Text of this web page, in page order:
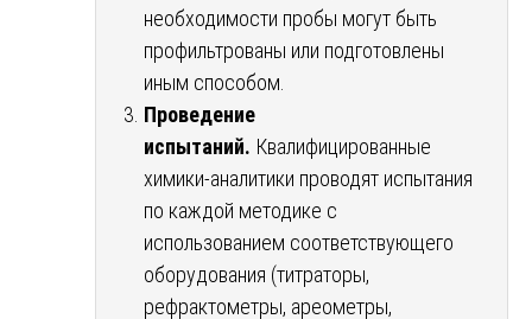
необходимости пробы могут быть
профильтрованы или подготовлены
иным способом.
Проведение
испытаний. Квалифицированные
химики-аналитики проводят испытания
по каждой методике с
использованием соответствующего
оборудования (титраторы,
рефрактометры, ареометры,